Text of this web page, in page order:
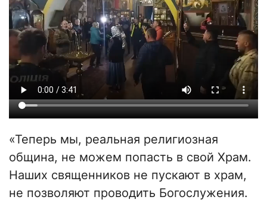
«Теперь мы, реальная религиозная
община, не можем попасть в свой Храм.
Наших священников не пускают в храм,
не позволяют проводить Богослужения.